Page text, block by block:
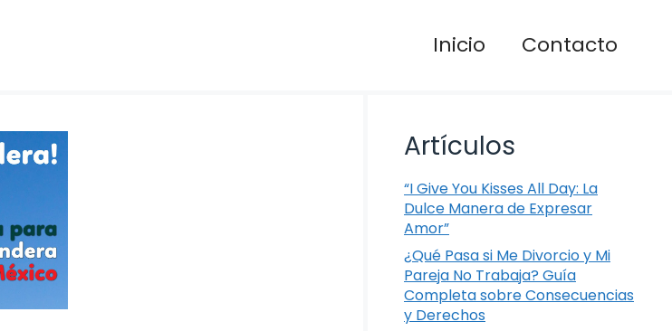
Inicio Contacto
Artículos
“I Give You Kisses All Day: La
Dulce Manera de Expresar
Amor”
¿Qué Pasa si Me Divorcio y Mi
Pareja No Trabaja? Guía
Completa sobre Consecuencias
y Derechos